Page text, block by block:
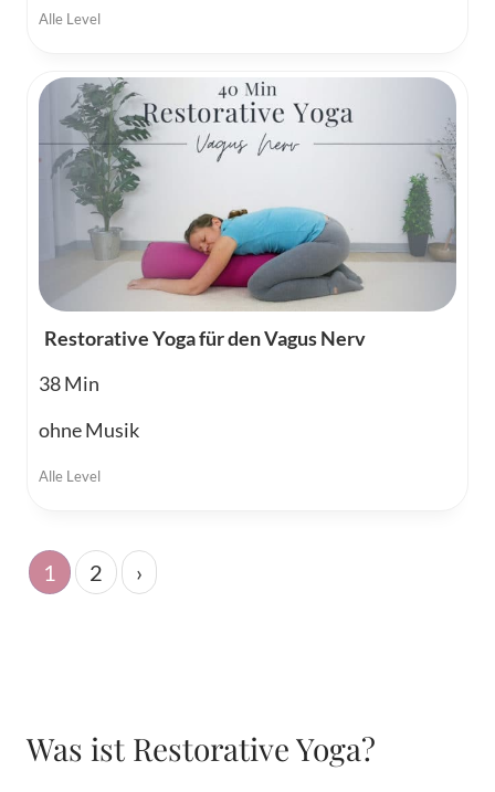
Alle Level
Restorative Yoga für den Vagus Nerv
38
ohne Musik
Alle Level
1 2 ›
Was ist Restorative Yoga?